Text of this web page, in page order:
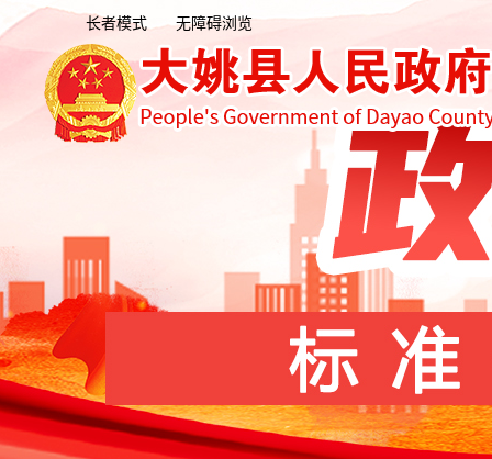
无障碍浏览
长者模式